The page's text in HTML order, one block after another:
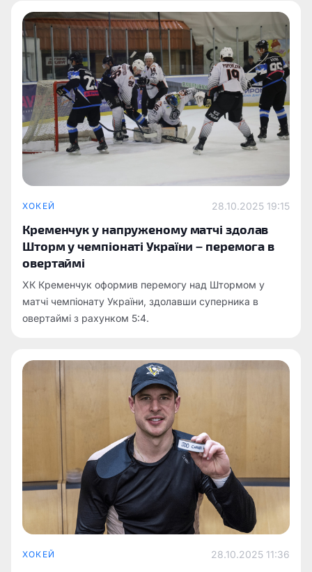
ХОКЕЙ 28.10.2025 19:15
Кременчук у напруженому матчі здолав
Шторм у чемпіонаті України – перемога в
овертаймі
ХК Кременчук оформив перемогу над Штормом у
матчі чемпіонату України, здолавши суперника в
овертаймі з рахунком 5:4.
ХОКЕЙ 28.10.2025 11:36